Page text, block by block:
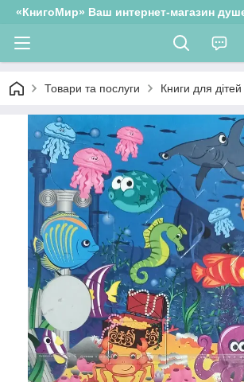
«КнигоМир» Ваш интернет-магазин
Товари та послуги Книги для